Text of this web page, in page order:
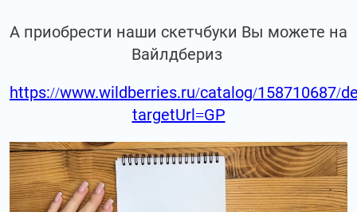
А приобрести наши скетчбуки Вы можете на
Вайлдбериз
https://www.wildberries.ru/catalog/158710687/
targetUrl=GP